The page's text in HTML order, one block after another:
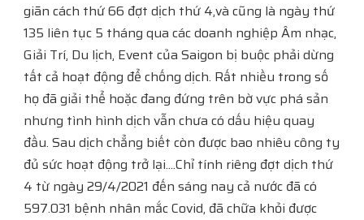
giãn cách thứ 66 đợt dịch thứ 4,và cũng là ngày thứ
135 liên tục 5 tháng qua các doanh nghiệp Âm nhạc,
Giải Trí, Du lịch, Event của Saigon bị buộc phải dừng
tất cả hoạt động để chống dịch. Rất nhiều trong số
họ đã giải thể hoặc đang đứng trên bờ vực phá sản
nhưng tình hình dịch vẫn chưa có dấu hiệu quay
đầu. Sau dịch chẳng biết còn được bao nhiêu công ty
đủ sức hoạt động trở lại....Chỉ tính riêng đợt dịch thứ
4 từ ngày 29/4/2021 đến sáng nay cả nước đã có
597.031 bệnh nhân mắc Covid, đã chữa khỏi được